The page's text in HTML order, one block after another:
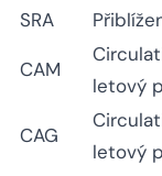
SRA
CAM
letový
CAG
letový